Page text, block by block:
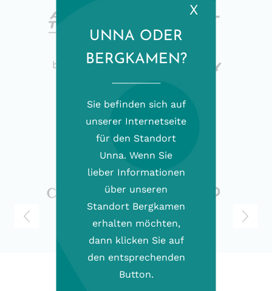
X
UNNA ODER
BERGKAMEN?
Sie befinden sich auf
unserer Internetseite
für den Standort
Unna. Wenn Sie
lieber Informationen
über unseren
Standort Bergkamen
erhalten möchten,
dann klicken Sie auf
den entsprechenden
Button.
Previous Next